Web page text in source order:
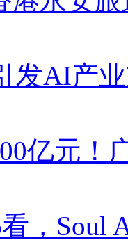
发AI产
亿元！
，Soul